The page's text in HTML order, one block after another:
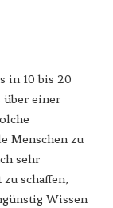
in 10 bis 20
über einer
Menschen zu
sehr
schaffen,
Wissen